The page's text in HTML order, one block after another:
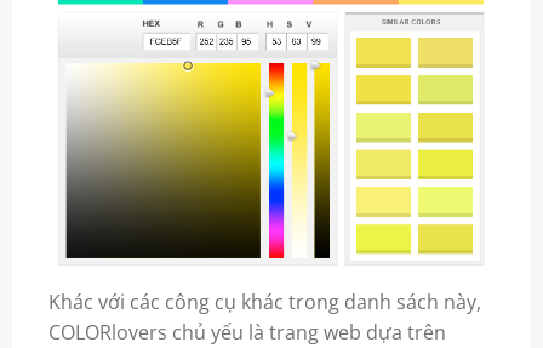
Khác với các công cụ khác trong danh sách này,
COLORlovers chủ yếu là trang web dựa trên